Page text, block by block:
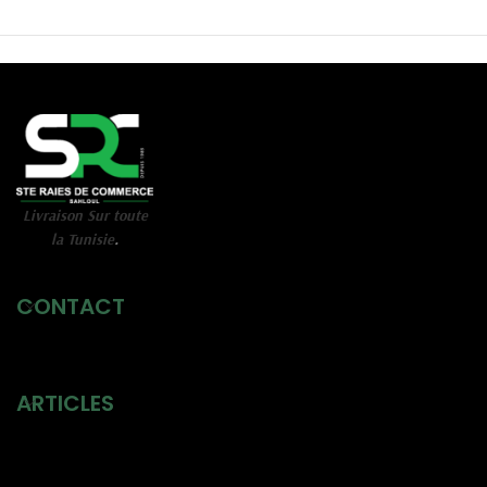
Livraison Sur toute
la Tunisie.
CONTACT
ARTICLES